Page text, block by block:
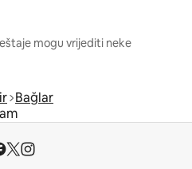
mogu vrijediti neke
Bağlar